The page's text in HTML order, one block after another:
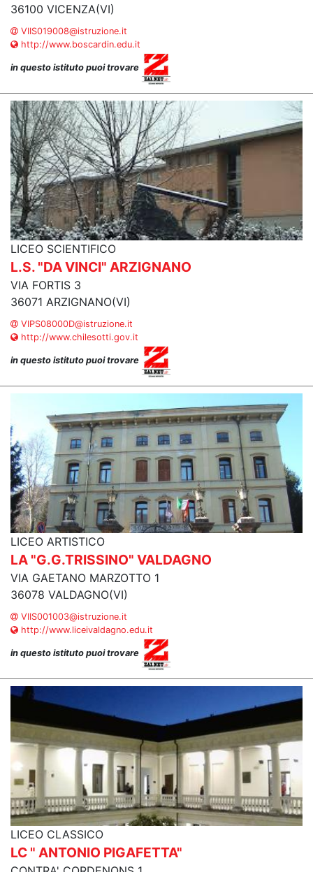
36100 VICENZA(VI)
VIIS019008@istruzione.it
http://www.boscardin.edu.it
in questo istituto puoi trovare
LICEO SCIENTIFICO
L.S. "DA VINCI" ARZIGNANO
VIA FORTIS 3
36071 ARZIGNANO(VI)
VIPS08000D@istruzione.it
http://www.chilesotti.gov.it
in questo istituto puoi trovare
LICEO ARTISTICO
LA "G.G.TRISSINO" VALDAGNO
VIA GAETANO MARZOTTO 1
36078 VALDAGNO(VI)
VIIS001003@istruzione.it
http://www.liceivaldagno.edu.it
in questo istituto puoi trovare
LICEO CLASSICO
LC " ANTONIO PIGAFETTA"